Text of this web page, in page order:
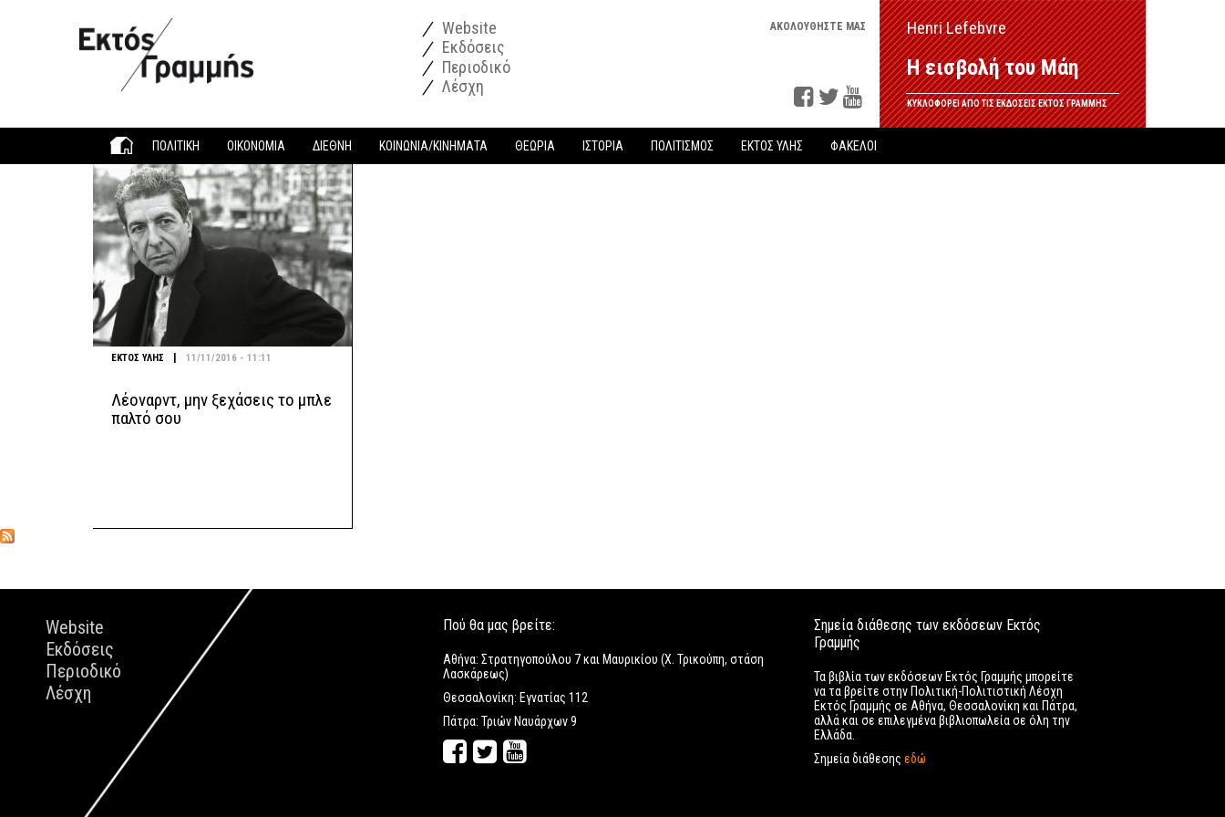
Website
Εκδόσεις
Περιοδικό
Λέσχη
ΑΚΟΛΟΥΘΗΣΤΕ ΜΑΣ Henri Lefebvre
Η εισβολή του Μάη
ΚΥΚΛΟΦΟΡΕΙ ΑΠΟ ΤΙΣ ΕΚΔΟΣΕΙΣ ΕΚΤΟΣ ΓΡΑΜΜΗΣ
ΠΟΛΙΤΙΚΗ ΟΙΚΟΝΟΜΙΑ ΔΙΕΘΝΗ ΚΟΙΝΩΝΙΑ/ΚΙΝΗΜΑΤΑ ΘΕΩΡΙΑ ΙΣΤΟΡΙΑ ΠΟΛΙΤΙΣΜΟΣ ΕΚΤΟΣ ΥΛΗΣ ΦΑΚΕΛΟΙ
ΕΚΤΟΣ ΥΛΗΣ | 11/11/2016 - 11:11
Λέοναρντ, μην ξεχάσεις το μπλε
παλτό σου
Website
Εκδόσεις
Περιοδικό
Λέσχη
Πού θα μας βρείτε:
Αθήνα: Στρατηγοπούλου 7 και Μαυρικίου (Χ. Τρικούπη, στάση
Λασκάρεως)
Θεσσαλονίκη: Εγνατίας 112
Πάτρα: Τριών Ναυάρχων 9
Σημεία διάθεσης των εκδόσεων Εκτός
Γραμμής
Τα βιβλία των εκδόσεων Εκτός Γραμμής μπορείτε
να τα βρείτε στην Πολιτική-Πολιτιστική Λέσχη
Εκτός Γραμμής σε Αθήνα, Θεσσαλονίκη και Πάτρα,
αλλά και σε επιλεγμένα βιβλιοπωλεία σε όλη την
Ελλάδα.
Σημεία διάθεσης εδώ